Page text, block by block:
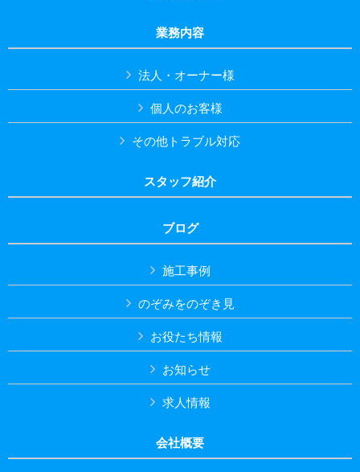
業務内容
法人・オーナー様
個人のお客様
その他トラブル対応
スタッフ紹介
ブログ
施工事例
のぞみをのぞき見
お役たち情報
お知らせ
求人情報
会社概要